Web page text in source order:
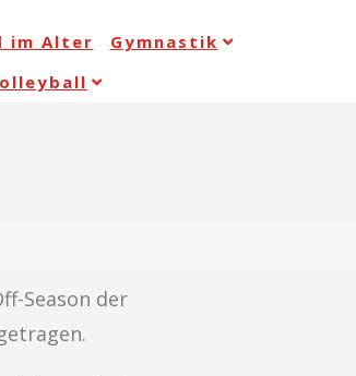
im Alter
Gymnastik
Season der